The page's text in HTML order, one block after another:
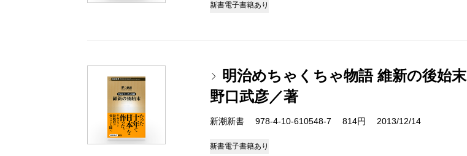
新書電子書籍あり
明治めちゃくちゃ物語 維新の後始末
野口武彦／著
新潮新書 978-4-10-610548-7 814円 2013/12/14
新書電子書籍あり